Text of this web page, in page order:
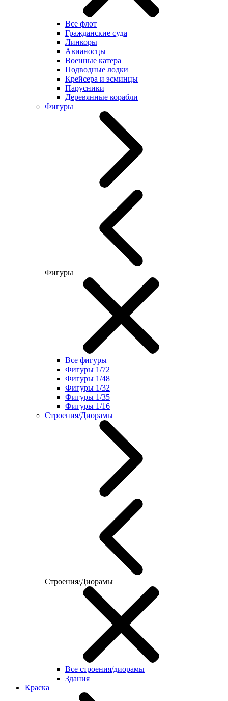
Все флот
Гражданские суда
Линкоры
Авианосцы
Военные катера
Подводные лодки
Крейсера и эсминцы
Парусники
Деревянные корабли
Фигуры
Фигуры
Все фигуры
Фигуры 1/72
Фигуры 1/48
Фигуры 1/32
Фигуры 1/35
Фигуры 1/16
Строения/Диорамы
Строения/Диорамы
Все строения/диорамы
Здания
Краска